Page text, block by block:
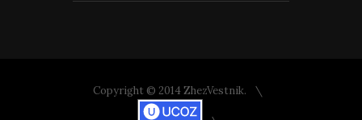
Copyright © 2014 ZhezVestnik.